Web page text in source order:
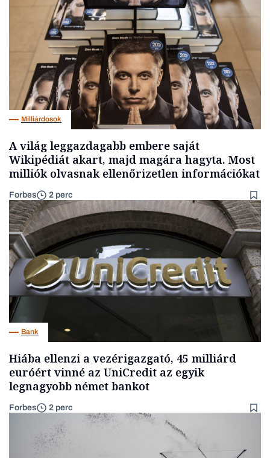
Milliárdosok
A világ leggazdagabb embere saját
Wikipédiát akart, majd magára hagyta. Most
milliók olvasnak ellenőrizetlen információkat
Forbes 2 perc
Bank
Hiába ellenzi a vezérigazgató, 45 milliárd
euróért vinné az UniCredit az egyik
legnagyobb német bankot
Forbes 2 perc